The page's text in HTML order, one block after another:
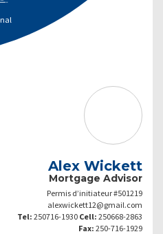
Alex Wickett
Mortgage Advisor
Permis d’initiateur #501219
alexwickett12@gmail.com
Tel: 250716-1930 Cell: 250668-2863
Fax: 250-716-1929